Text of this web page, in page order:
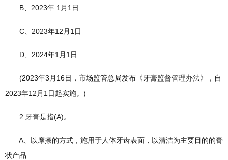
B、2023年 1月1日
C、2023年12月1日
D、2024年1月1日
(2023年3月16日，市场监管总局发布《牙膏监督管理办法》，自
2023年12月1日起实施。)
2.牙膏是指(A)。
A、以摩擦的方式，施用于人体牙齿表面，以清洁为主要目的的膏
状产品